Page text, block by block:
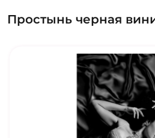
Простынь черная